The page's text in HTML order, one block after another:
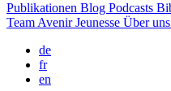
Publikationen Blog Podcasts
Team Avenir Jeunesse Über uns
de
fr
en